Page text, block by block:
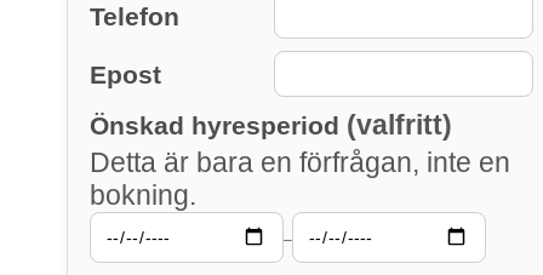
Telefon
Epost
Önskad hyresperiod (valfritt)
Detta är bara en förfrågan, inte en
bokning.
–